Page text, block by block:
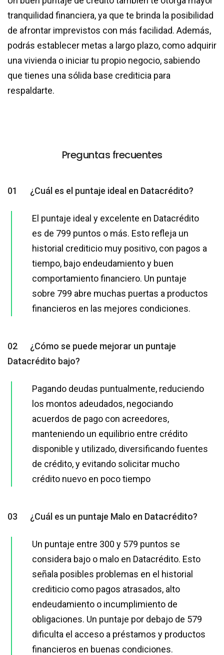
tranquilidad financiera, ya que te brinda la posibilidad
de afrontar imprevistos con más facilidad. Además,
podrás establecer metas a largo plazo, como adquirir
una vivienda o iniciar tu propio negocio, sabiendo
que tienes una sólida base crediticia para
respaldarte.
Preguntas frecuentes
01 ¿Cuál es el puntaje ideal en Datacrédito?
El puntaje ideal y excelente en Datacrédito
es de 799 puntos o más. Esto refleja un
historial crediticio muy positivo, con pagos a
tiempo, bajo endeudamiento y buen
comportamiento financiero. Un puntaje
sobre 799 abre muchas puertas a productos
financieros en las mejores condiciones.
02
¿Cómo se puede mejorar un puntaje
Datacrédito bajo?
Pagando deudas puntualmente, reduciendo
los montos adeudados, negociando
acuerdos de pago con acreedores,
manteniendo un equilibrio entre crédito
disponible y utilizado, diversificando fuentes
de crédito, y evitando solicitar mucho
crédito nuevo en poco tiempo
03 ¿Cuál es un puntaje Malo en Datacrédito?
Un puntaje entre 300 y 579 puntos se
considera bajo o malo en Datacrédito. Esto
señala posibles problemas en el historial
crediticio como pagos atrasados, alto
endeudamiento o incumplimiento de
obligaciones. Un puntaje por debajo de 579
dificulta el acceso a préstamos y productos
financieros en buenas condiciones.